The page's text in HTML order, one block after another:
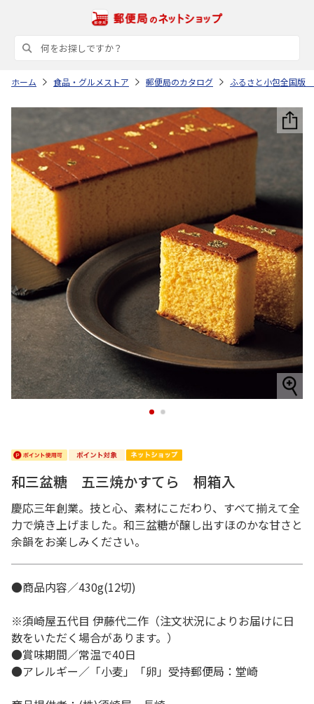
ホーム 食品・グルメストア 郵便局のカタログ ふるさと小包全国版
1 2
和三盆糖 五三焼かすてら 桐箱入
慶応三年創業。技と心、素材にこだわり、すべて揃えて全
力で焼き上げました。和三盆糖が醸し出すほのかな甘さと
余韻をお楽しみください。
●商品内容／430g(12切)
※須崎屋五代目 伊藤代二作（注文状況によりお届けに日
数をいただく場合があります。）
●賞味期間／常温で40日
●アレルギー／「小麦」「卵」受持郵便局：堂崎